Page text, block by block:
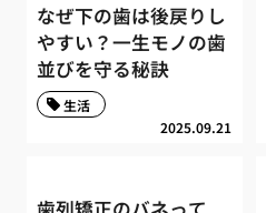
なぜ下の歯は後戻りし
やすい？一生モノの歯
並びを守る秘訣
2025.09.21
生活